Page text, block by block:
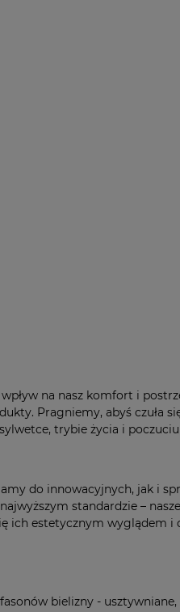
na nasz komfort i
Pragniemy, abyś czuła
trybie życia i
do innowacyjnych, jak i
standardzie –
ich estetycznym wyglądem
bielizny -